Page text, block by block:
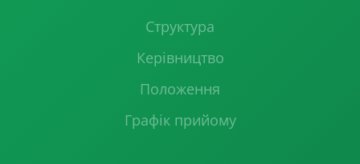
Структура
Керівництво
Положення
Графік прийому